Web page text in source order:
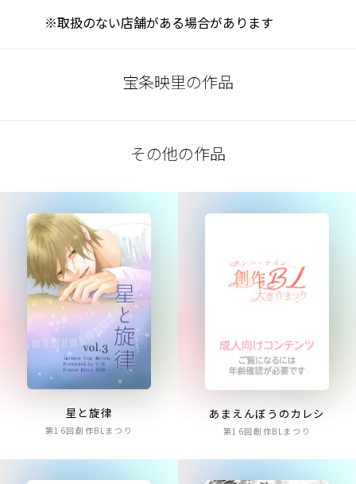
※取扱のない店舗がある場合があります
宝条映里の作品
その他の作品
星と旋律
第16回創作BLまつり
あまえんぼうのカレシ
第16回創作BLまつり